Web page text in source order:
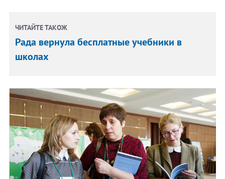
ЧИТАЙТЕ ТАКОЖ
Рада вернула бесплатные учебники в
школах